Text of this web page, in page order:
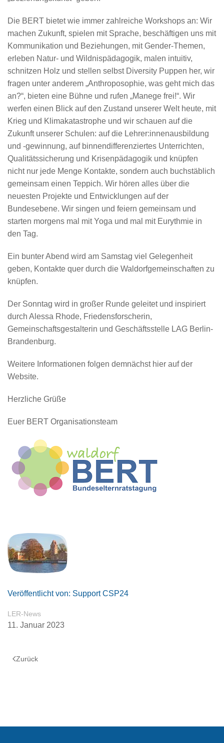
Die BERT bietet wie immer zahlreiche Workshops an: Wir
machen Zukunft, spielen mit Sprache, beschäftigen uns mit
Kommunikation und Beziehungen, mit Gender-Themen,
erleben Natur- und Wildnispädagogik, malen intuitiv,
schnitzen Holz und stellen selbst Diversity Puppen her, wir
fragen unter anderem „Anthroposophie, was geht mich das
an?“, bieten eine Bühne und rufen „Manege frei!“. Wir
werfen einen Blick auf den Zustand unserer Welt heute, mit
Krieg und Klimakatastrophe und wir schauen auf die
Zukunft unserer Schulen: auf die Lehrer:innenausbildung
und -gewinnung, auf binnendifferenziertes Unterrichten,
Qualitätssicherung und Krisenpädagogik und knüpfen
nicht nur jede Menge Kontakte, sondern auch buchstäblich
gemeinsam einen Teppich. Wir hören alles über die
neuesten Projekte und Entwicklungen auf der
Bundesebene. Wir singen und feiern gemeinsam und
starten morgens mal mit Yoga und mal mit Eurythmie in
den Tag.
Ein bunter Abend wird am Samstag viel Gelegenheit
geben, Kontakte quer durch die Waldorfgemeinschaften zu
knüpfen.
Der Sonntag wird in großer Runde geleitet und inspiriert
durch Alessa Rhode, Friedensforscherin,
Gemeinschaftsgestalterin und Geschäftsstelle LAG Berlin-
Brandenburg.
Weitere Informationen folgen demnächst hier auf der
Website.
Herzliche Grüße
Euer BERT Organisationsteam
Veröffentlicht von: Support CSP24
LER-News
11. Januar 2023
Zurück